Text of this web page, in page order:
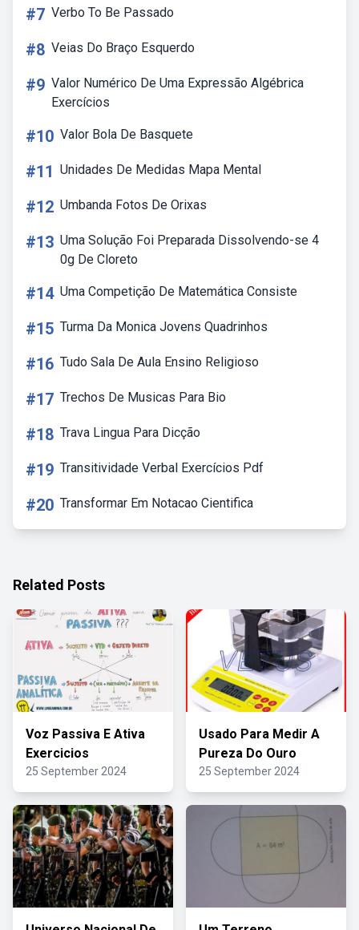
#7 Verbo To Be Passado
#8 Veias Do Braço Esquerdo
#9 Valor Numérico De Uma Expressão Algébrica
Exercícios
#10 Valor Bola De Basquete
#11 Unidades De Medidas Mapa Mental
#12 Umbanda Fotos De Orixas
#13 Uma Solução Foi Preparada Dissolvendo-se 4
0g De Cloreto
#14 Uma Competição De Matemática Consiste
#15 Turma Da Monica Jovens Quadrinhos
#16 Tudo Sala De Aula Ensino Religioso
#17 Trechos De Musicas Para Bio
#18 Trava Lingua Para Dicção
#19 Transitividade Verbal Exercícios Pdf
#20 Transformar Em Notacao Cientifica
Related Posts
Voz Passiva E Ativa
Exercicios
25 September 2024
Usado Para Medir A
Pureza Do Ouro
25 September 2024